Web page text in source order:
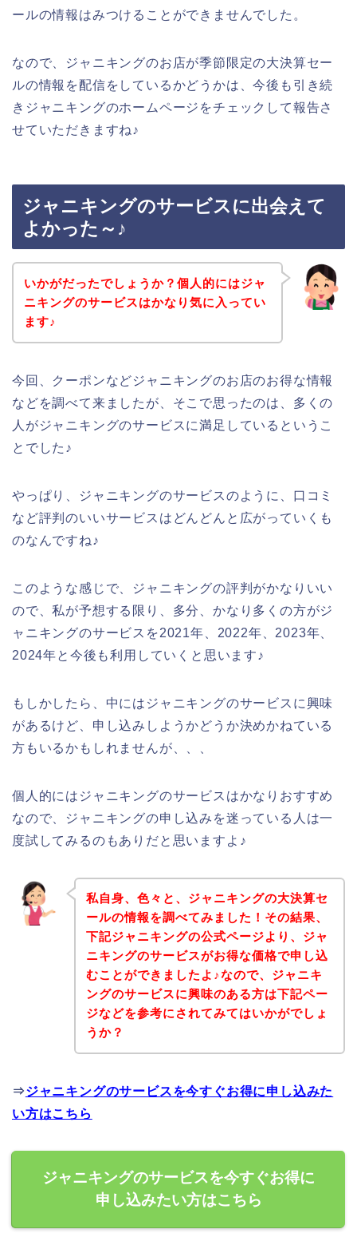
ールの情報はみつけることができませんでした。
なので、ジャニキングのお店が季節限定の大決算セー
ルの情報を配信をしているかどうかは、今後も引き続
きジャニキングのホームページをチェックして報告さ
せていただきますね♪
ジャニキングのサービスに出会えて
よかった～♪
いかがだったでしょうか？個人的にはジャ
ニキングのサービスはかなり気に入ってい
ます♪
今回、クーポンなどジャニキングのお店のお得な情報
などを調べて来ましたが、そこで思ったのは、多くの
人がジャニキングのサービスに満足しているというこ
とでした♪
やっぱり、ジャニキングのサービスのように、口コミ
など評判のいいサービスはどんどんと広がっていくも
のなんですね♪
このような感じで、ジャニキングの評判がかなりいい
ので、私が予想する限り、多分、かなり多くの方がジ
ャニキングのサービスを2021年、2022年、2023年、
2024年と今後も利用していくと思います♪
もしかしたら、中にはジャニキングのサービスに興味
があるけど、申し込みしようかどうか決めかねている
方もいるかもしれませんが、、、
個人的にはジャニキングのサービスはかなりおすすめ
なので、ジャニキングの申し込みを迷っている人は一
度試してみるのもありだと思いますよ♪
私自身、色々と、ジャニキングの大決算セ
ールの情報を調べてみました！その結果、
下記ジャニキングの公式ページより、ジャ
ニキングのサービスがお得な価格で申し込
むことができましたよ♪なので、ジャニキ
ングのサービスに興味のある方は下記ペー
ジなどを参考にされてみてはいかがでしょ
うか？
⇒ジャニキングのサービスを今すぐお得に申し込みた
い方はこちら
ジャニキングのサービスを今すぐお得に
申し込みたい方はこちら